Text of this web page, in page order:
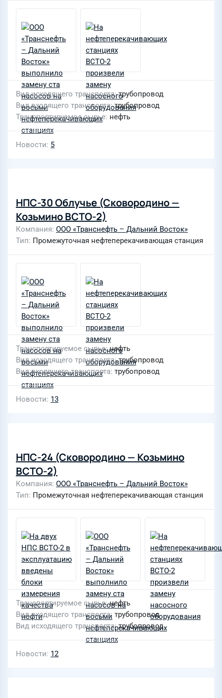
Вид исходящего транспорта трубопровод
Вид входящего транспорта трубопровод
Транспортируемое сырье нефть
Новости 5
НПС-30 Облучье (Сковородино —
Козьмино ВСТО-2)
Компания ООО «Транснефть – Дальний Восток»
Тип Промежуточная нефтеперекачивающая станция
Транспортируемое сырье нефть
Вид исходящего транспорта трубопровод
Вид входящего транспорта трубопровод
Новости 13
НПС-24 (Сковородино — Козьмино
ВСТО-2)
Компания ООО «Транснефть – Дальний Восток»
Тип Промежуточная нефтеперекачивающая станция
Транспортируемое сырье нефть
Вид входящего транспорта трубопровод
Вид исходящего транспорта трубопровод
Новости 12